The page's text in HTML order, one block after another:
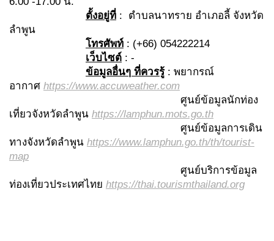
ตั้งอยู่ที่ : ตำบลนาทราย อำเภอลี้ จังหวัด
ลำพูน
โทรศัพท์ : (+66) 054222214
เว็บไซต์ : -
ข้อมูลอื่นๆ ที่ควรรู้: พยากรณ์
อากาศ https://www.accuweather.com
ศูนย์ข้อมูลนักท่อง
เที่ยวจังหวัดลำพูน https://lamphun.mots.go.th
ศูนย์ข้อมูลการเดิน
ทางจังหวัดลำพูน https://www.lamphun.go.th/th/tourist-
map
ศูนย์บริการข้อมูล
ท่องเที่ยวประเทศไทย https://thai.tourismthailand.org